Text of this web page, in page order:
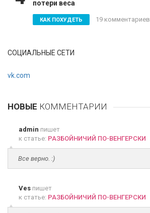
потери веса
КАК ПОХУДЕТЬ 19 комментариев
СОЦИАЛЬНЫЕ СЕТИ
vk.com
НОВЫЕ КОММЕНТАРИИ
admin пишет
к статье: РАЗБОЙНИЧИЙ ПО-ВЕНГЕРСКИ
Все верно. :)
Ves пишет
к статье: РАЗБОЙНИЧИЙ ПО-ВЕНГЕРСКИ